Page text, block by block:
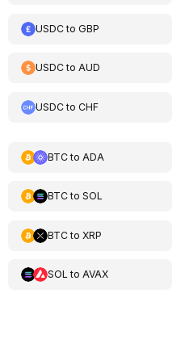
USDCtoGBP
USDCtoAUD
USDCtoCHF
BTCto ADA
BTCto SOL
BTCto XRP
SOL to AVAX